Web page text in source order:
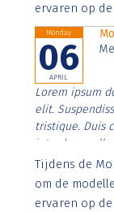
ervaren op de
Monday
06
APRIL
Lorem ipsum
elit.
tristique. Duis
interdum
Aenean
imperdiet.
Tijdens de
om de
ervaren op de